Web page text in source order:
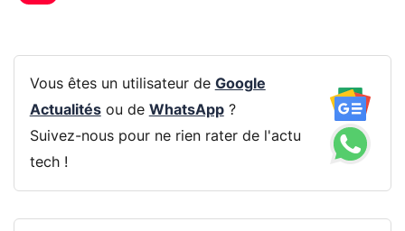
Vous êtes un utilisateur de Google
Actualitésou de WhatsApp?
Suivez-nous pour ne rien rater de l'actu
tech !